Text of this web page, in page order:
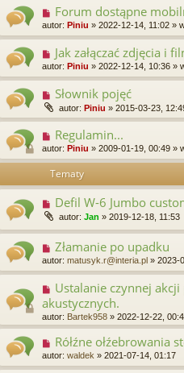
Forum dostąpne
autor: Piniu » 2022-12-14, 11:02 »
Jak załączać zdjęcia i
autor: Piniu » 2022-12-14, 10:36 »
Słownik pojęć
autor: Piniu » 2015-03-23,
Regulamin...
autor: Piniu » 2009-01-19, 00:49 »
Tematy
Defil W-6 Jumbo
autor: Jan » 2019-12-18, 11:53
Złamanie po upadku
autor: matusyk.r@interia.pl » 2023-
Ustalanie czynnej
akustycznych.
autor: Bartek958 » 2022-12-22,
Rółźne ołźebrowania
autor: waldek » 2021-07-14, 01:17